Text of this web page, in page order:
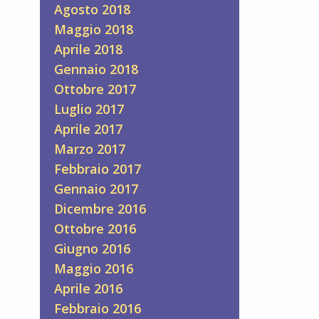
Agosto 2018
Maggio 2018
Aprile 2018
Gennaio 2018
Ottobre 2017
Luglio 2017
Aprile 2017
Marzo 2017
Febbraio 2017
Gennaio 2017
Dicembre 2016
Ottobre 2016
Giugno 2016
Maggio 2016
Aprile 2016
Febbraio 2016